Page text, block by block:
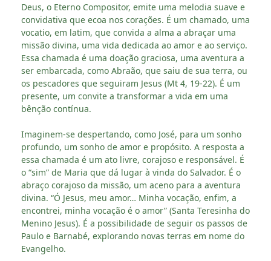
Deus, o Eterno Compositor, emite uma melodia suave e
convidativa que ecoa nos corações. É um chamado, uma
vocatio, em latim, que convida a alma a abraçar uma
missão divina, uma vida dedicada ao amor e ao serviço.
Essa chamada é uma doação graciosa, uma aventura a
ser embarcada, como Abraão, que saiu de sua terra, ou
os pescadores que seguiram Jesus (Mt 4, 19-22). É um
presente, um convite a transformar a vida em uma
bênção contínua.
Imaginem-se despertando, como José, para um sonho
profundo, um sonho de amor e propósito. A resposta a
essa chamada é um ato livre, corajoso e responsável. É
o “sim” de Maria que dá lugar à vinda do Salvador. É o
abraço corajoso da missão, um aceno para a aventura
divina. “Ó Jesus, meu amor… Minha vocação, enfim, a
encontrei, minha vocação é o amor” (Santa Teresinha do
Menino Jesus). É a possibilidade de seguir os passos de
Paulo e Barnabé, explorando novas terras em nome do
Evangelho.